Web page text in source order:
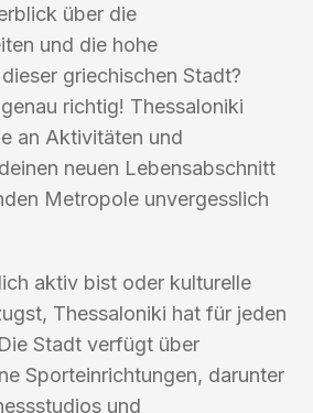
über die
und die hohe
griechischen Stadt?
richtig! Thessaloniki
an Aktivitäten und
neuen Lebensabschnitt
Metropole unvergesslich
aktiv bist oder kulturelle
Thessaloniki hat für jeden
Stadt verfügt über
Sporteinrichtungen, darunter
und